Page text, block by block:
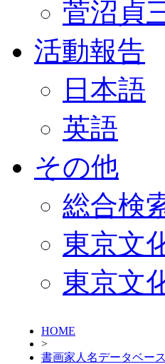
菅沼貞
活動報告
日本語
英語
その他
総合検
東京文
東京文
HOME
>
書画家人名データベー